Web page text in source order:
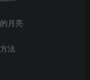
月亮
法